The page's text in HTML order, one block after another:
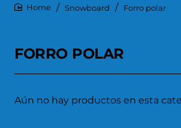
Snowboard Forro polar
FORRO POLAR
Aún no hay productos en esta